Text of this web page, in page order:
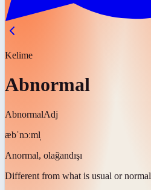
Kelime
Abnormal
AbnormalAdj
æbˈnɔːml̩
Anormal, olağandışı
Different from what is usual or normal